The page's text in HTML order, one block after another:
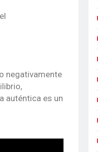
negativamente
auténtica es un